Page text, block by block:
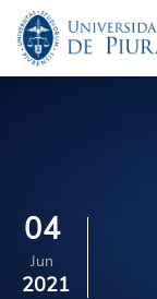
04
Jun
2021